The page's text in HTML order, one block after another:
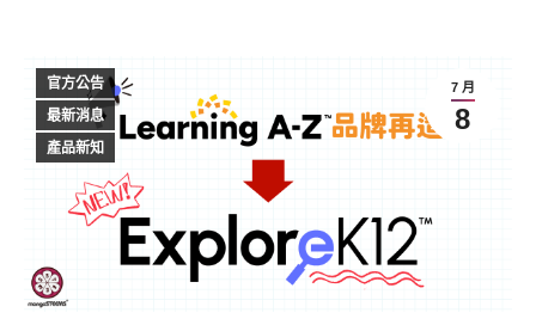
7 月
8
官方公告
最新消息
產品新知